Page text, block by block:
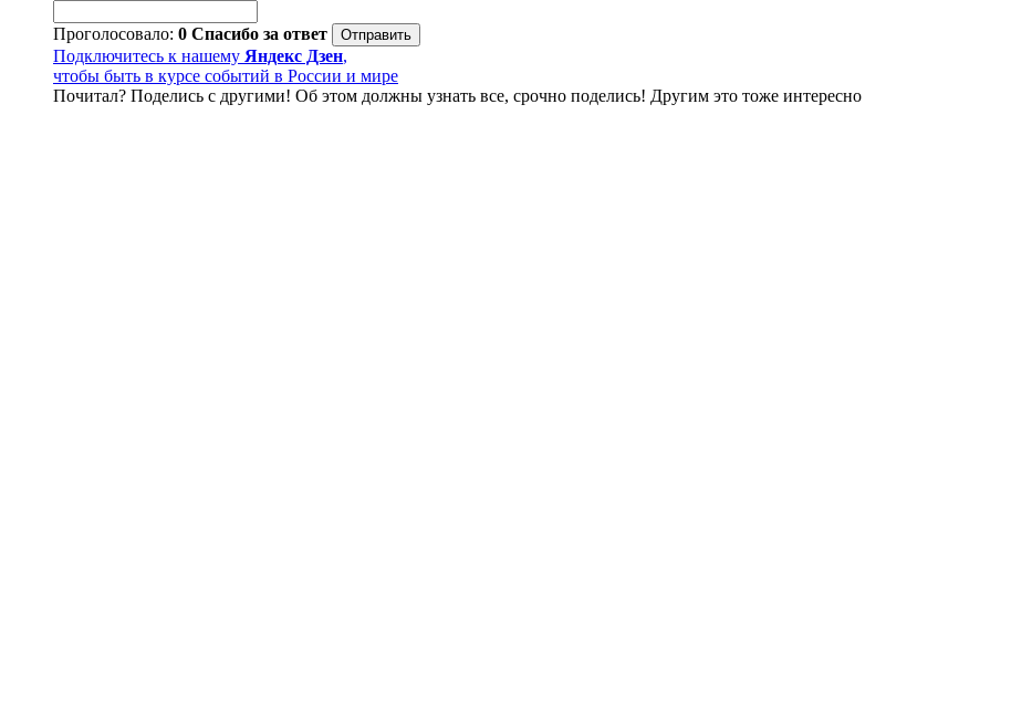
Проголосовало: 0 Спасибо за ответ
Подключитесь к нашему Яндекс Дзен,
чтобы быть в курсе событий в России и мире
Почитал? Поделись с другими! Об этом должны узнать все, срочно поделись! Другим это тоже интересно